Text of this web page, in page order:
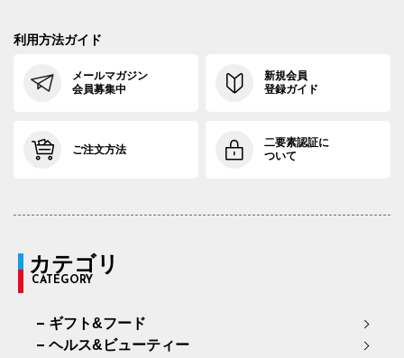
利用方法ガイド
メールマガジン
会員募集中
新規会員
登録ガイド
ご注文方法
二要素認証に
ついて
カテゴリ
CATEGORY
ギフト&フード
ヘルス&ビューティー